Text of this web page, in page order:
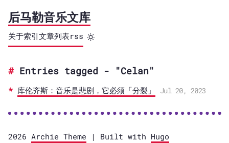
后马勒音乐文库
关于索引文章列表rss
Entries tagged - "Celan"
库伦齐斯：音乐是悲剧，它必须「分裂」 Jul 20, 2023
2026 Archie Theme | Built with Hugo